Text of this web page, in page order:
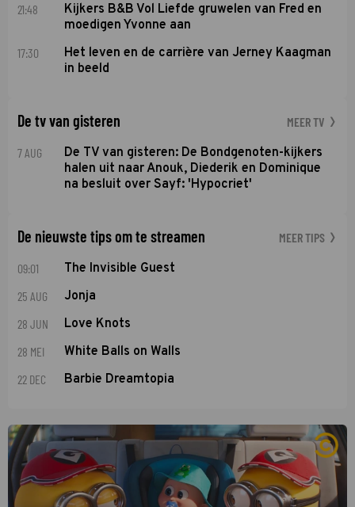
21:48
Kijkers B&B Vol Liefde gruwelen van Fred en
moedigen Yvonne aan
17:30
Het leven en de carrière van Jerney Kaagman
in beeld
De tv van gisteren MEER TV
7 AUG
De TV van gisteren: De Bondgenoten-kijkers
halen uit naar Anouk, Diederik en Dominique
na besluit over Sayf: 'Hypocriet'
De nieuwste tips om te streamen MEER TIPS
09:01 The Invisible Guest
25 AUG Jonja
28 JUN Love Knots
28 MEI White Balls on Walls
22 DEC Barbie Dreamtopia